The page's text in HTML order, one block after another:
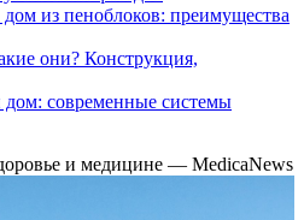
из пеноблоков: преимущества
они? Конструкция,
дом: современные системы
и медицине — MedicaNews